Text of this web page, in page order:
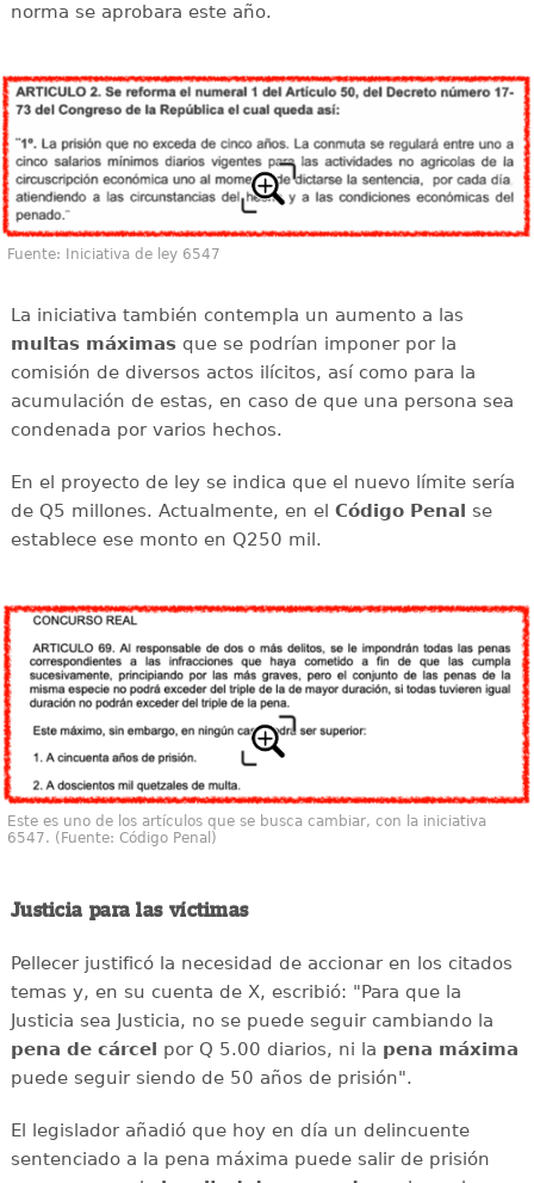
norma se aprobara este año.
Fuente: Iniciativa de ley 6547
La iniciativa también contempla un aumento a las
multas máximasque se podrían imponer por la
comisión de diversos actos ilícitos, así como para la
acumulación de estas, en caso de que una persona sea
condenada por varios hechos.
En el proyecto de ley se indica que el nuevo límite sería
de Q5 millones. Actualmente, en el Código Penal se
establece ese monto en Q250 mil.
Este es uno de los artículos que se busca cambiar, con la iniciativa
6547. (Fuente: Código Penal)
Justicia para las víctimas
Pellecer justificó la necesidad de accionar en los citados
temas y, en su cuenta de X, escribió: "Para que la
Justicia sea Justicia, no se puede seguir cambiando la
pena de cárcel
por Q 5.00 diarios, ni la pena máxima
puede seguir siendo de 50 años de prisión".
El legislador añadió que hoy en día un delincuente
sentenciado a la pena máxima puede salir de prisión